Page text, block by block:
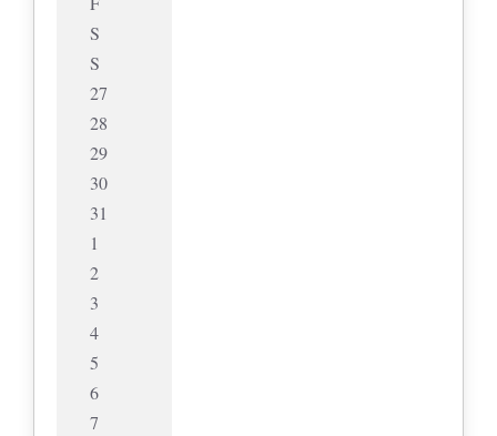
S
S
27
28
29
30
31
1
2
3
4
5
6
7